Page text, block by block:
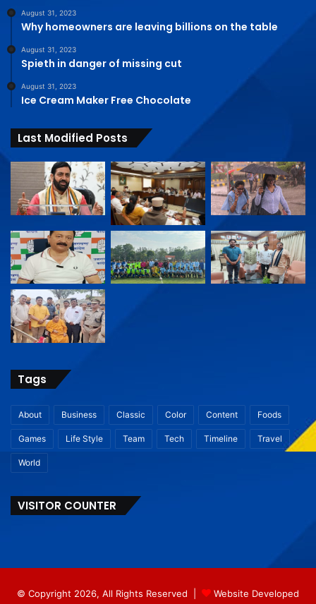
August 31, 2023
Why homeowners are leaving billions on the table
August 31, 2023
Spieth in danger of missing cut
August 31, 2023
Ice Cream Maker Free Chocolate
Last Modified Posts
Tags
About Business Classic Color Content Foods
Games Life Style Team Tech Timeline Travel
World
VISITOR COUNTER
© Copyright 2026, All Rights Reserved | Website Developed